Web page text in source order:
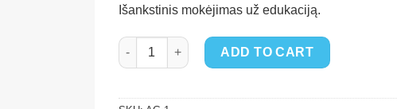
Išankstinis mokėjimas už edukaciją.
Edukacija quantity
ADD TO CART